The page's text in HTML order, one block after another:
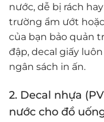
nước, dễ bị rách
trường ẩm ướt
của bạn bảo quản
đập, decal giấy
ngân sách in ấn.
2. Decal nhựa
nước cho đồ